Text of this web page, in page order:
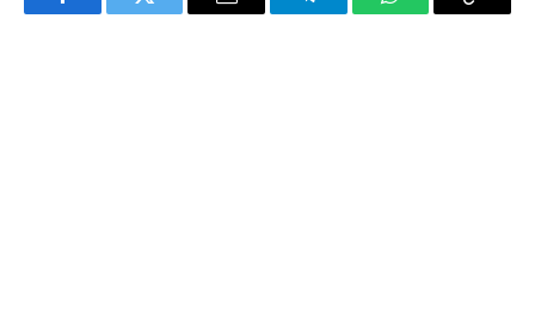
FacebookTwitter Email TelegramWhatsAppCopy